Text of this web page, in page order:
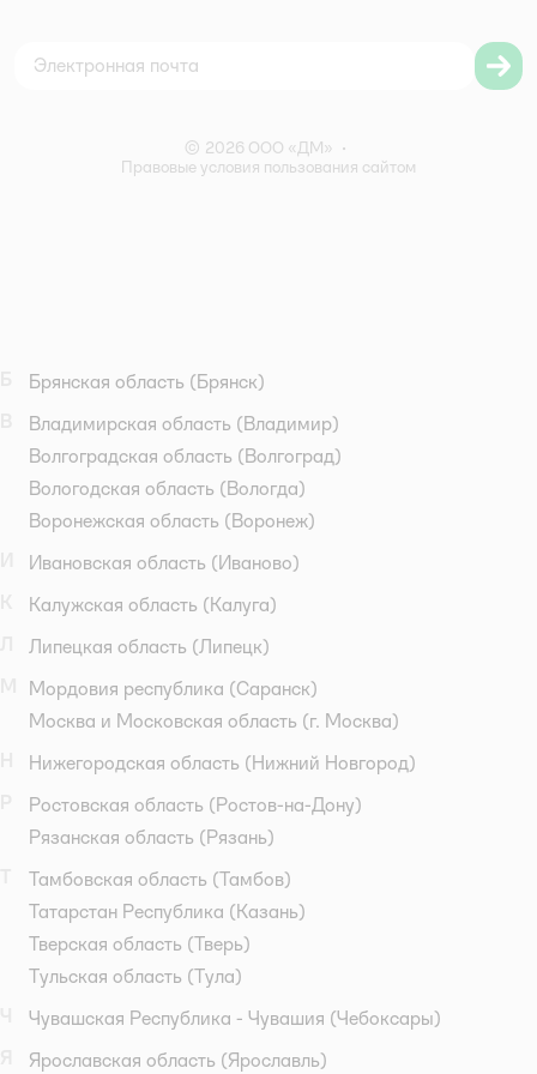
Правила бонусной программы
© 2026 ООО «ДМ» •
Правовые условия пользования сайтом
Брянская область (Брянск)
Владимирская область (Владимир)
Волгоградская область (Волгоград)
Вологодская область (Вологда)
Воронежская область (Воронеж)
Ивановская область (Иваново)
Калужская область (Калуга)
Липецкая область (Липецк)
Мордовия республика (Саранск)
Москва и Московская область (г. Москва)
Нижегородская область (Нижний Новгород)
Ростовская область (Ростов-на-Дону)
Рязанская область (Рязань)
Тамбовская область (Тамбов)
Татарстан Республика (Казань)
Тверская область (Тверь)
Тульская область (Тула)
Чувашская Республика - Чувашия (Чебоксары)
Ярославская область (Ярославль)